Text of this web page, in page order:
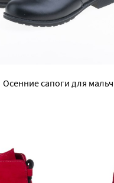
Осенние сапоги для